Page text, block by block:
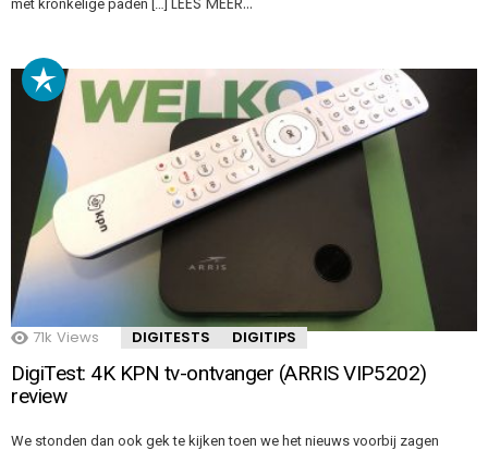
met kronkelige paden […]
71k Views DIGITESTS DIGITIPS
DigiTest: 4K KPN tv-ontvanger (ARRIS VIP5202)
review
We stonden dan ook gek te kijken toen we het nieuws voorbij zagen